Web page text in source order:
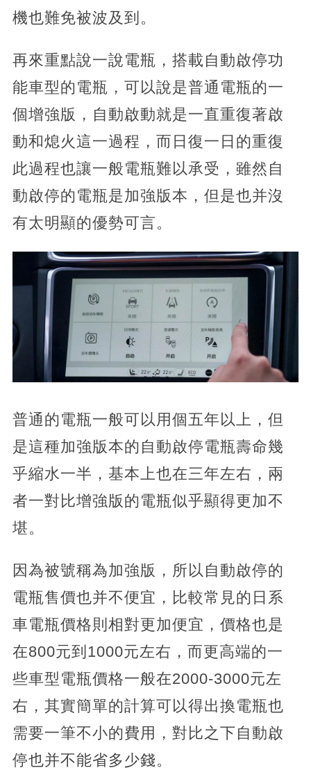
機也難免被波及到。
再來重點說一說電瓶，搭載自動啟停功
能車型的電瓶，可以說是普通電瓶的一
個增強版，自動啟動就是一直重復著啟
動和熄火這一過程，而日復一日的重復
此過程也讓一般電瓶難以承受，雖然自
動啟停的電瓶是加強版本，但是也并沒
有太明顯的優勢可言。
普通的電瓶一般可以用個五年以上，但
是這種加強版本的自動啟停電瓶壽命幾
乎縮水一半，基本上也在三年左右，兩
者一對比增強版的電瓶似乎顯得更加不
堪。
因為被號稱為加強版，所以自動啟停的
電瓶售價也并不便宜，比較常見的日系
車電瓶價格則相對更加便宜，價格也是
在800元到1000元左右，而更高端的一
些車型電瓶價格一般在2000-3000元左
右，其實簡單的計算可以得出換電瓶也
需要一筆不小的費用，對比之下自動啟
停也并不能省多少錢。